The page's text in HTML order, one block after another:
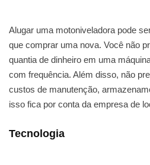
Alugar uma motoniveladora pode
que comprar uma nova. Você não
quantia de dinheiro em uma
com frequência. Além disso, não
custos de manutenção,
isso fica por conta da empresa de
Tecnologia